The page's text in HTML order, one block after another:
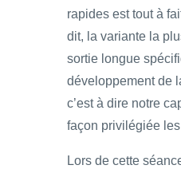
rapides est tout à
dit, la variante la
sortie longue
développement de
c’est à dire notre
façon privilégiée les
Lors de cette